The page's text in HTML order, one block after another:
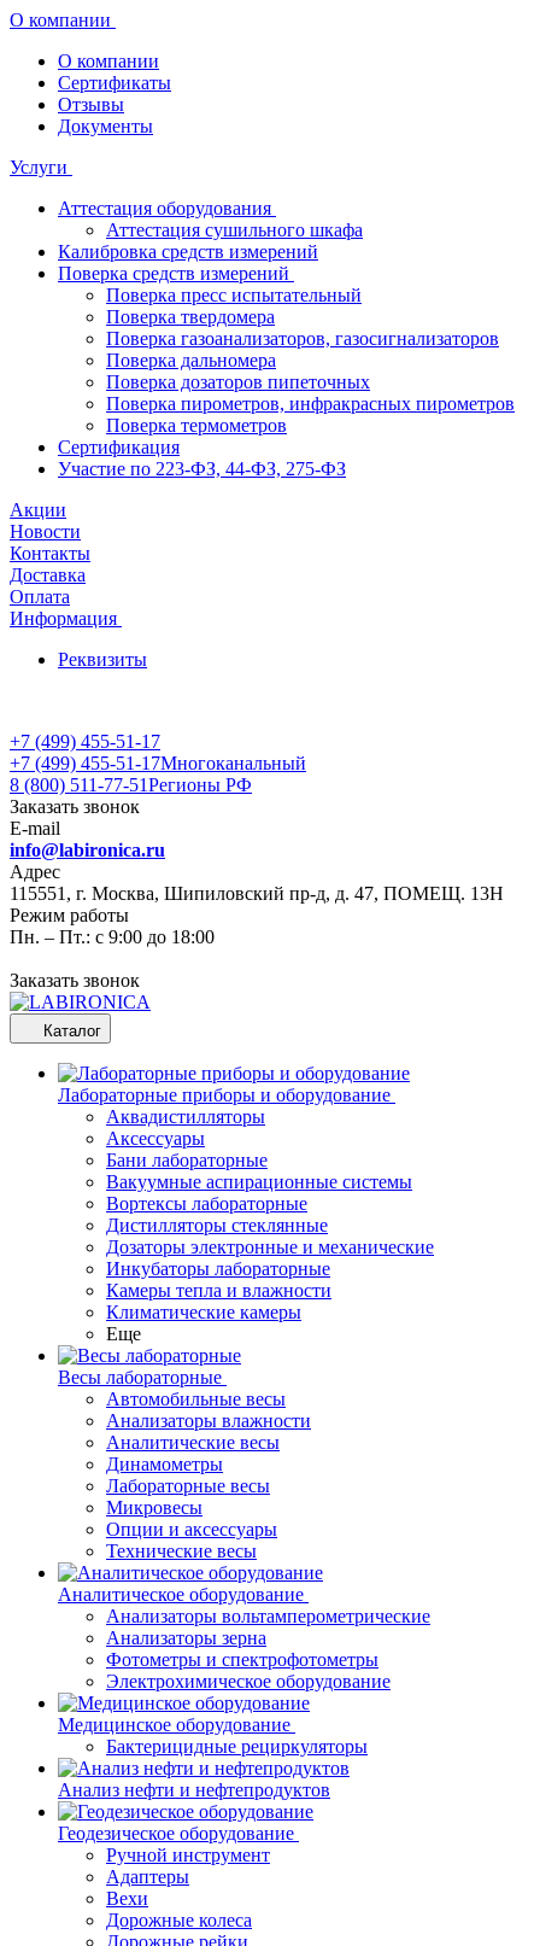
О компании
О компании
Сертификаты
Отзывы
Документы
Услуги
Аттестация оборудования
Аттестация сушильного шкафа
Калибровка средств измерений
Поверка средств измерений
Поверка пресс испытательный
Поверка твердомера
Поверка газоанализаторов, газосигнализаторов
Поверка дальномера
Поверка дозаторов пипеточных
Поверка пирометров, инфракрасных пирометров
Поверка термометров
Сертификация
Участие по 223-ФЗ, 44-ФЗ, 275-ФЗ
Акции
Новости
Контакты
Доставка
Оплата
Информация
Реквизиты
+7 (499) 455-51-17
+7 (499) 455-51-17Многоканальный
8 (800) 511-77-51Регионы РФ
Заказать звонок
E-mail
info@labironica.ru
Адрес
115551, г. Москва, Шипиловский пр-д, д. 47, ПОМЕЩ. 13Н
Режим работы
Пн. – Пт.: с 9:00 до 18:00
Заказать звонок
Каталог
Лабораторные приборы и оборудование
Аквадистилляторы
Аксессуары
Бани лабораторные
Вакуумные аспирационные системы
Вортексы лабораторные
Дистилляторы стеклянные
Дозаторы электронные и механические
Инкубаторы лабораторные
Камеры тепла и влажности
Климатические камеры
Еще
Весы лабораторные
Автомобильные весы
Анализаторы влажности
Аналитические весы
Динамометры
Лабораторные весы
Микровесы
Опции и аксессуары
Технические весы
Аналитическое оборудование
Анализаторы вольтамперометрические
Анализаторы зерна
Фотометры и спектрофотометры
Электрохимическое оборудование
Медицинское оборудование
Бактерицидные рециркуляторы
Анализ нефти и нефтепродуктов
Геодезическое оборудование
Ручной инструмент
Адаптеры
Вехи
Дорожные колеса
Дорожные рейки